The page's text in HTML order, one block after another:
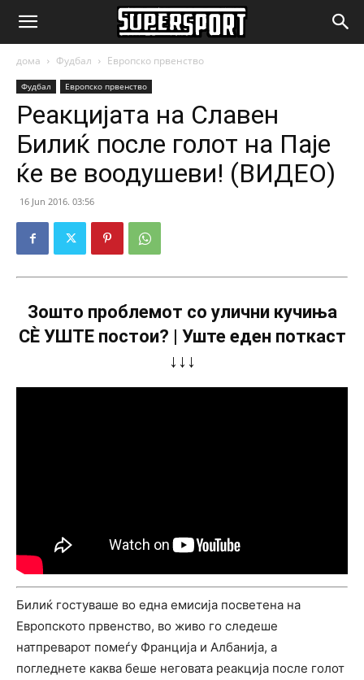
SuperSport.mk
дома Фудбал Европско првенство
Фудбал Европско првенство
Реакцијата на Славен
Билиќ после голот на Паје
ќе ве воодушеви! (ВИДЕО)
16 Jun 2016. 03:56
Зошто проблемот со улични кучиња
СÈ УШТЕ постои? | Уште еден поткаст
↓↓↓
Билиќ гостуваше во една емисија посветена на
Европското првенство, во живо го следеше
натпреварот помеѓу Франција и Албанија, а
погледнете каква беше неговата реакција после голот